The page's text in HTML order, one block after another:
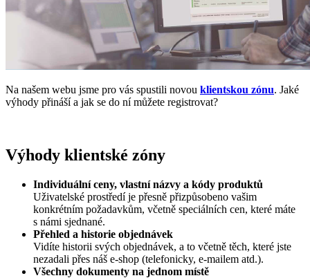
Na našem webu jsme pro vás spustili novou klientskou zónu. Jaké
výhody přináší a jak se do ní můžete registrovat?
Výhody klientské zóny
Individuální ceny, vlastní názvy a kódy produktů
Uživatelské prostředí je přesně přizpůsobeno vašim
konkrétním požadavkům, včetně speciálních cen, které máte
s námi sjednané.
Přehled a historie objednávek
Vidíte historii svých objednávek, a to včetně těch, které jste
nezadali přes náš e-shop (telefonicky, e-mailem atd.).
Všechny dokumenty na jednom místě